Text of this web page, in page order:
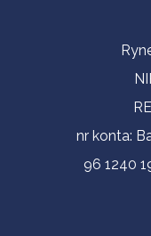
Contact
nr konta:
96 1240